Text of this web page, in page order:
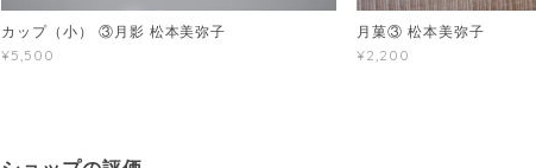
カップ（小） ③月影 松本美弥子
¥5,500
月菓③ 松本美弥子
¥2,200